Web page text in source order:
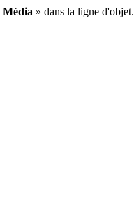
Média » dans la ligne d'objet.